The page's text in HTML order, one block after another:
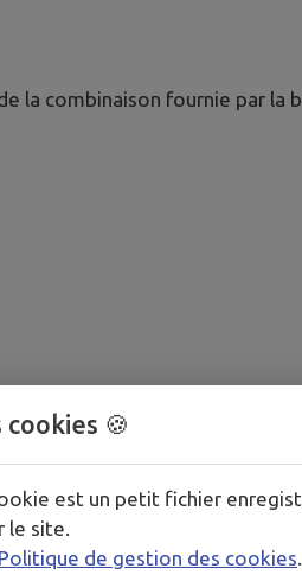
combinaison fournie par la
🍪
est un petit fichier
le site.
Politique de gestion des cookies